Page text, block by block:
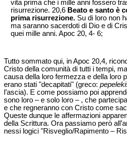
vita prima che i mille anni fossero
risurrezione. 20,6 Beato e santo è
prima risurrezione. Su di loro non
ma saranno sacerdoti di Dio e di
quei mille anni. Apoc 20, 4- 6;
Tutto sommato qui, in Apoc 20,4,
Cristo della comunità di tutti i tempi,
causa della loro fermezza e della loro
erano stati "decapitati" (greco:
l’ascia). E come possiamo poi
sono loro – e solo loro – , che
e che regneranno con Cristo come
Queste dunque le affermazioni
della Scrittura. Ora passiamo però
nessi logici "Risveglio/Rapimento –